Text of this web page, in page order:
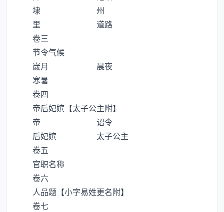
埭 州
里 道路
卷三
节令气候
嵗月 晨夜
寒暑
卷四
帝后妃嫔【太子公主附】
帝 诏令
后妃嫔 太子公主
卷五
官职名称
卷六
人品题【小字易姓更名附】
卷七